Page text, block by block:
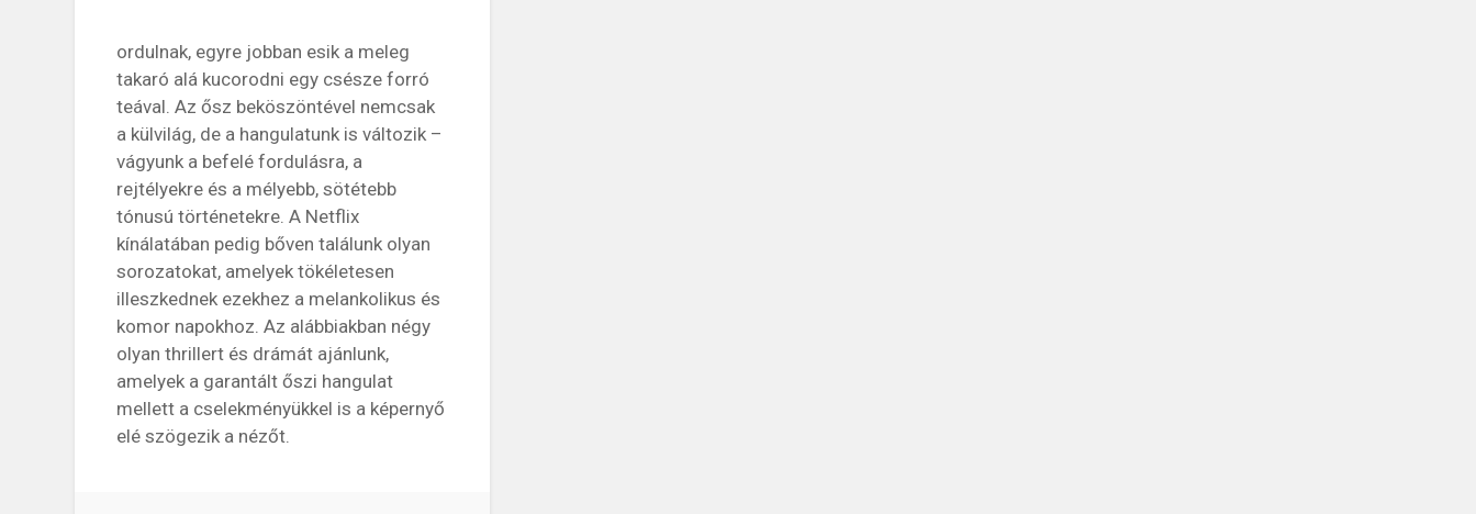
ordulnak, egyre jobban esik a meleg
takaró alá kucorodni egy csésze forró
teával. Az ősz beköszöntével nemcsak
a külvilág, de a hangulatunk is változik –
vágyunk a befelé fordulásra, a
rejtélyekre és a mélyebb, sötétebb
tónusú történetekre. A Netflix
kínálatában pedig bőven találunk olyan
sorozatokat, amelyek tökéletesen
illeszkednek ezekhez a melankolikus és
komor napokhoz. Az alábbiakban négy
olyan thrillert és drámát ajánlunk,
amelyek a garantált őszi hangulat
mellett a cselekményükkel is a képernyő
elé szögezik a nézőt.